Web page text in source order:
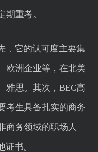
期重考。
，它的认可度主要集
欧洲企业等，在北美
雅思。其次，BEC高
考生具备扎实的商务
商务领域的职场人
书。